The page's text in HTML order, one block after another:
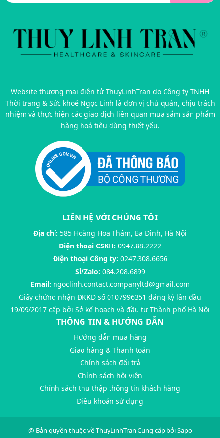
Website thương mại điện tử ThuyLinhTran do Công ty TNHH
Thời trang & Sức khoẻ Ngọc Linh là đơn vị chủ quản, chịu trách
nhiệm và thực hiện các giao dịch liên quan mua sắm sản phẩm
hàng hoá tiêu dùng thiết yếu.
LIÊN HỆ VỚI CHÚNG TÔI
Địa chỉ: 585 Hoàng Hoa Thám, Ba Đình, Hà Nội
Điện thoại CSKH: 0947.88.2222
Điện thoại Công ty: 0247.308.6656
Sỉ/Zalo: 084.208.6899
Email: ngoclinh.contact.companyltd@gmail.com
Giấy chứng nhận ĐKKD số 0107996351 đăng ký lần đầu
19/09/2017 cấp bởi Sở kế hoạch và đầu tư Thành phố Hà Nội
THÔNG TIN & HƯỚNG DẪN
Hướng dẫn mua hàng
Giao hàng & Thanh toán
Chính sách đổi trả
Chính sách hội viên
Chính sách thu thập thông tin khách hàng
Điều khoản sử dụng
@ Bản quyền thuộc vềThuyLinhTran Cung cấp bởiSapo